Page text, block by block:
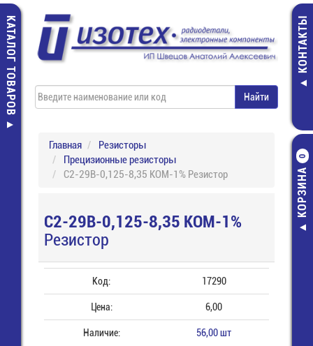
КАТАЛОГ ТОВАРОВ КОНТАКТЫ
КОРЗИНА
0
Главная
Резисторы
Прецизионные резисторы
С2-29В-0,125-8,35 КОМ-1% Резистор
С2-29В-0,125-8,35 КОМ-1%
Резистор
Код: 17290
Цена: 6,00
Наличие: 56,00 шт